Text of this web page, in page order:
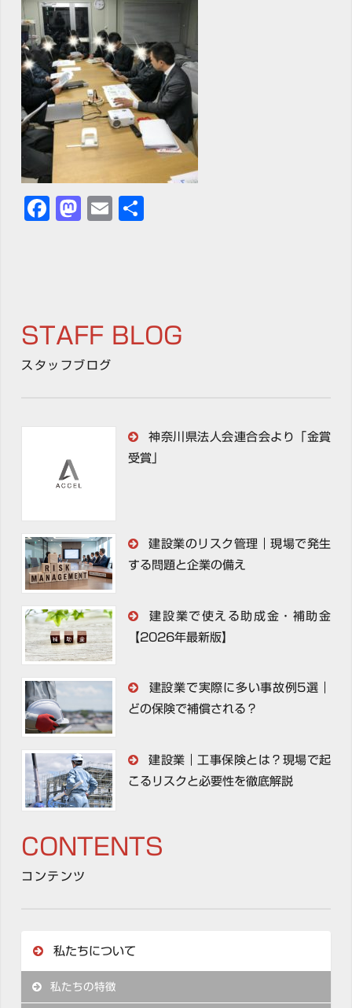
Facebook
Mastodon
Email
STAFF BLOG
スタッフブログ
神奈川県法人会連合会より「金賞
受賞」
建設業のリスク管理｜現場で発生
する問題と企業の備え
建設業で使える助成金・補助金
【2026年最新版】
建設業で実際に多い事故例5選｜
どの保険で補償される？
建設業｜工事保険とは？現場で起
こるリスクと必要性を徹底解説
CONTENTS
コンテンツ
私たちについて
私たちの特徴